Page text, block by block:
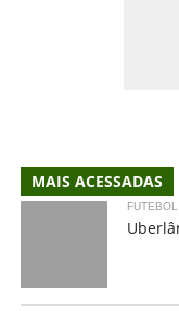
MAIS ACESSADAS
FUTEBOL